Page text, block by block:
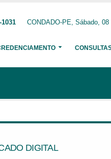
1031 CONDADO-PE, Sábado,
DIGITAL